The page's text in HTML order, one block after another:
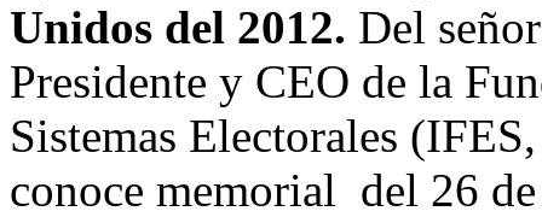
Unidos del 2012. Del
Presidente y CEO de la
Sistemas Electorales
conoce memorial del 26